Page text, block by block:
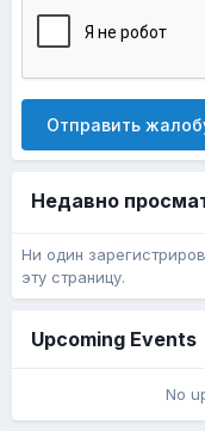
Отправить
Недавно
Ни один
эту страницу.
Upcoming Events
No